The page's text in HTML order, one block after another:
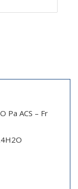
Pa ACS – Fr